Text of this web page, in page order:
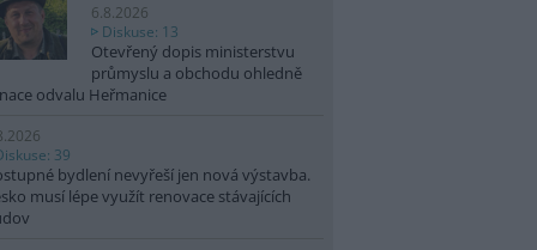
6.8.2026
Diskuse: 13
Otevřený dopis ministerstvu
průmyslu a obchodu ohledně
odvalu Heřmanice
39
bydlení nevyřeší jen nová výstavba.
musí lépe využít renovace stávajících